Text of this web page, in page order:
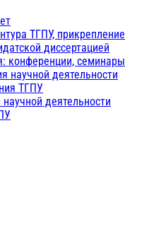
ТГПУ, прикрепление
диссертацией
конференции, семинары
научной деятельности
ТГПУ
деятельности